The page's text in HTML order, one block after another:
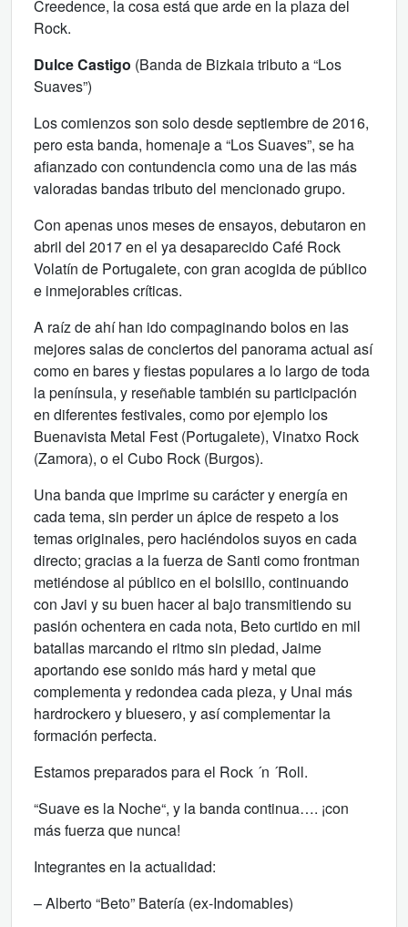
Creedence, la cosa está que arde en la plaza del
Rock.
Dulce Castigo (Banda de Bizkaia tributo a “Los
Suaves”)
Los comienzos son solo desde septiembre de 2016,
pero esta banda, homenaje a “Los Suaves”, se ha
afianzado con contundencia como una de las más
valoradas bandas tributo del mencionado grupo.
Con apenas unos meses de ensayos, debutaron en
abril del 2017 en el ya desaparecido Café Rock
Volatín de Portugalete, con gran acogida de público
e inmejorables críticas.
A raíz de ahí han ido compaginando bolos en las
mejores salas de conciertos del panorama actual así
como en bares y fiestas populares a lo largo de toda
la península, y reseñable también su participación
en diferentes festivales, como por ejemplo los
Buenavista Metal Fest (Portugalete), Vinatxo Rock
(Zamora), o el Cubo Rock (Burgos).
Una banda que imprime su carácter y energía en
cada tema, sin perder un ápice de respeto a los
temas originales, pero haciéndolos suyos en cada
directo; gracias a la fuerza de Santi como frontman
metiéndose al público en el bolsillo, continuando
con Javi y su buen hacer al bajo transmitiendo su
pasión ochentera en cada nota, Beto curtido en mil
batallas marcando el ritmo sin piedad, Jaime
aportando ese sonido más hard y metal que
complementa y redondea cada pieza, y Unai más
hardrockero y bluesero, y así complementar la
formación perfecta.
Estamos preparados para el Rock ´n ´Roll.
“Suave es la Noche“, y la banda continua…. ¡con
más fuerza que nunca!
Integrantes en la actualidad:
– Alberto “Beto” Batería (ex-Indomables)